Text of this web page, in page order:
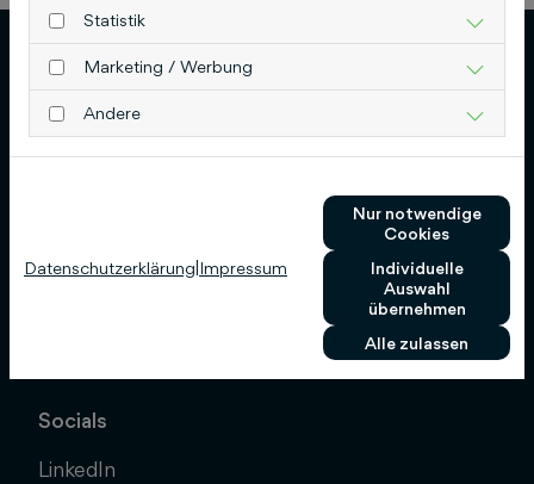
Schlütersche Verlagsgesellschaft mbH & Co.
30173 Hannover
Socials
LinkedIn
Statistik
Marketing / Werbung
Andere
Datenschutzerklärung Impressum
Nur notwendige
Cookies
Individuelle
Auswahl
übernehmen
Alle zulassen